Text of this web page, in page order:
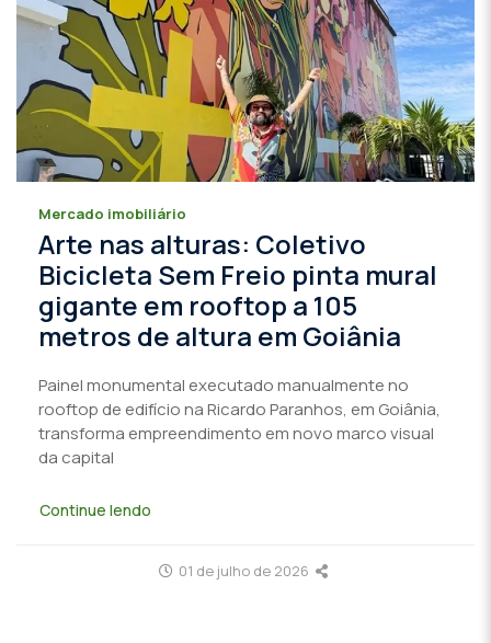
Mercado imobiliário
Arte nas alturas: Coletivo
Bicicleta Sem Freio pinta mural
gigante em rooftop a 105
metros de altura em Goiânia
Painel monumental executado manualmente no
rooftop de edifício na Ricardo Paranhos, em Goiânia,
transforma empreendimento em novo marco visual
da capital
Continue lendo
01 de julho de 2026